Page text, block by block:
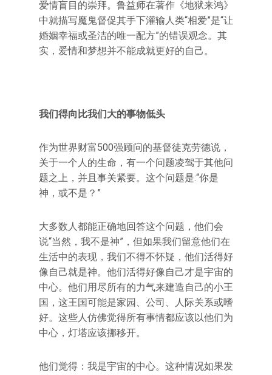
爱情盲目的崇拜。鲁益师在著作《地狱来鸿》
中就描写魔鬼督促其手下灌输人类“相爱”是“让
婚姻幸福或圣洁的唯一配方”的错误观念。其
实，爱情和梦想并不能成就更好的自己。
我们得向比我们大的事物低头
作为世界财富500强顾问的基督徒克劳德说，
关于一个人的生命，有一个问题凌驾于其他问
题之上，并且事关紧要。这个问题是:“你是
神，或不是？”
大多数人都能正确地回答这个问题，他们会
说“当然，我不是神”，但如果我们留意他们在
生活中的表现，我们不得不怀疑，他们活得好
像自己就是神。他们活得好像自己才是宇宙的
中心。他们用尽所有的力气来建造自己的小王
国，这王国可能是家园、公司、人际关系或嗜
好。这些人仿佛觉得所有事情都应该以他们为
中心，灯塔应该挪移开。
他们觉得：我是宇宙的中心。这种情况如果发